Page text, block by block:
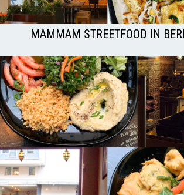
MAMMAM STREETFOOD IN